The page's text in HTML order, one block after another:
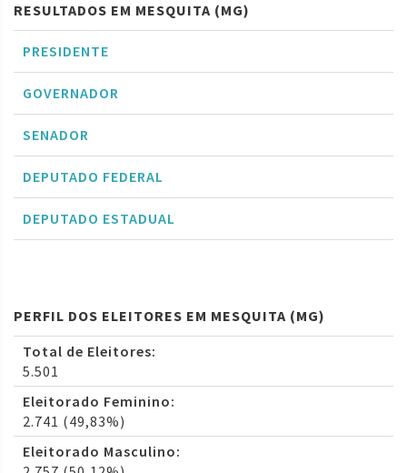
RESULTADOS EM MESQUITA (MG)
PRESIDENTE
GOVERNADOR
SENADOR
DEPUTADO FEDERAL
DEPUTADO ESTADUAL
PERFIL DOS ELEITORES EM MESQUITA (MG)
Total de Eleitores:
5.501
Eleitorado Feminino:
2.741 (49,83%)
Eleitorado Masculino: